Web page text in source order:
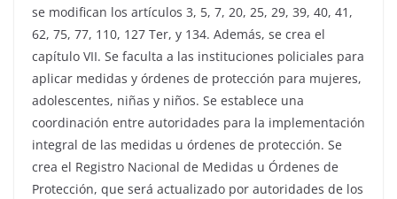
se modifican los artículos 3, 5, 7, 20, 25, 29, 39, 40, 41,
62, 75, 77, 110, 127 Ter, y 134. Además, se crea el
capítulo VII. Se faculta a las instituciones policiales para
aplicar medidas y órdenes de protección para mujeres,
adolescentes, niñas y niños. Se establece una
coordinación entre autoridades para la implementación
integral de las medidas u órdenes de protección. Se
crea el Registro Nacional de Medidas u Órdenes de
Protección, que será actualizado por autoridades de los